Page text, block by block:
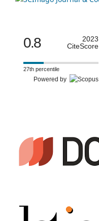
0.8
2023
CiteScore
27th percentile
Powered by